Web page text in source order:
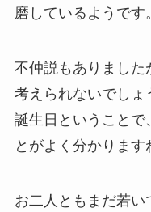
磨しているようです。
不仲説もありました
考えられないでし
誕生日ということで
とがよく分かります
お二人ともまだ若